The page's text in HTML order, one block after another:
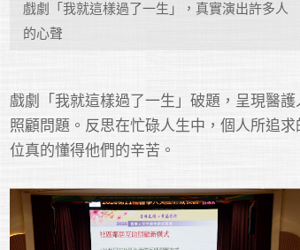
戲劇「我就這樣過了一生」，真實演出許多人
的心聲
戲劇「我就這樣過了一生」破題，呈現醫
照顧問題。反思在忙碌人生中，個人所追
位真的懂得他們的辛苦。